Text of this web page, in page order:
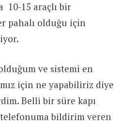
10-15 araçlı bir
pahalı olduğu için
ve sistemi en
için ne yapabiliriz diye
Belli bir süre kapı
bildirim veren